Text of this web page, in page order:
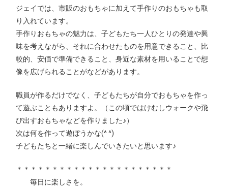
ジェイでは、市販のおもちゃに加えて手作りのおもちゃも取
り入れています。
手作りおもちゃの魅力は、子どもたち一人ひとりの発達や興
味を考えながら、それに合わせたものを用意できること、比
較的、安価で準備できること、身近な素材を用いることで想
像を広げられることがなどがあります。
職員が作るだけでなく、子どもたちが自分でおもちゃを作っ
て遊ぶこともありますよ。（この頃ではけむしウォークや飛
び出すおもちゃなどを作りました♪）
次は何を作って遊ぼうかな(^ ^)
子どもたちと一緒に楽しんでいきたいと思います♪
＊＊＊＊＊＊＊＊＊＊＊＊＊＊＊＊＊＊＊＊＊＊
毎日に楽しさを。